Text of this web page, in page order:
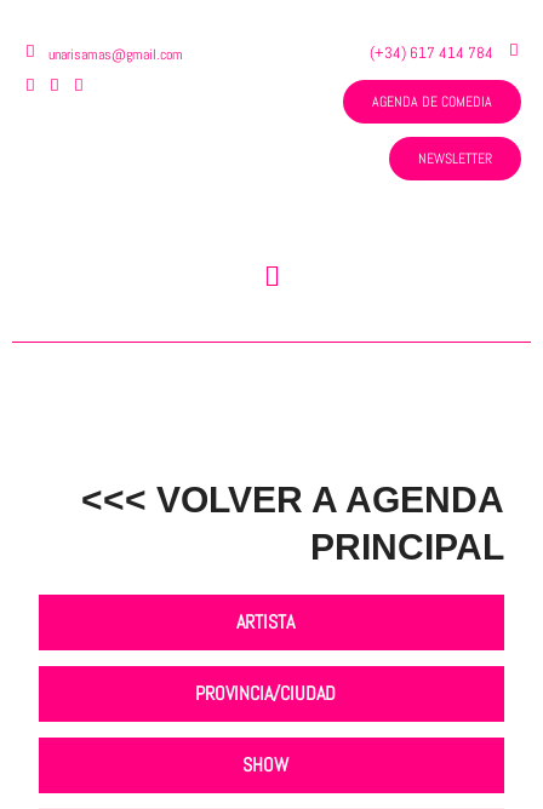
unarisamas@gmail.com (+34) 617 414 784
AGENDA DE COMEDIA
NEWSLETTER
Menú
<<< VOLVER A AGENDA
PRINCIPAL
ARTISTA
PROVINCIA/CIUDAD
SHOW